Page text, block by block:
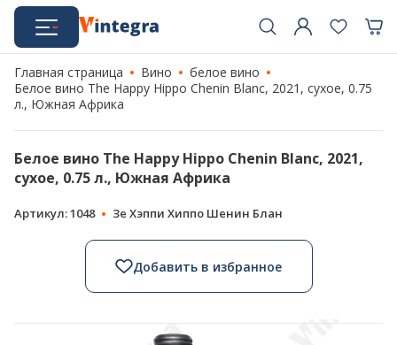
Главная страница Вино
белое вино
Белое вино The Happy Hippo Chenin Blanc, 2021, сухое, 0.75
л., Южная Африка
Белое вино The Happy Hippo Chenin Blanc, 2021,
сухое, 0.75 л., Южная Африка
Артикул: 1048 Зе Хэппи Хиппо Шенин Блан
Добавить в избранное